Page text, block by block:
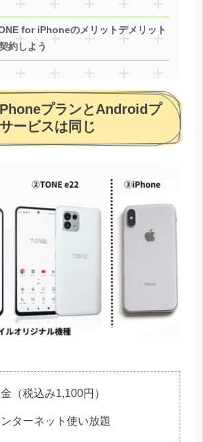
for iPhoneのメリットデメリット
約しよう
プランとAndroidプ
ービスは同じ
（税込み1,100円）
ターネット使い放題